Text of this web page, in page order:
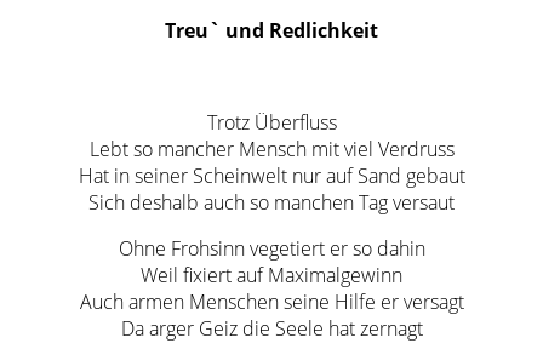
Treu` und Redlichkeit
Trotz Überfluss
Lebt so mancher Mensch mit viel Verdruss
Hat in seiner Scheinwelt nur auf Sand gebaut
Sich deshalb auch so manchen Tag versaut
Ohne Frohsinn vegetiert er so dahin
Weil fixiert auf Maximalgewinn
Auch armen Menschen seine Hilfe er versagt
Da arger Geiz die Seele hat zernagt